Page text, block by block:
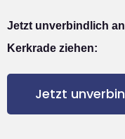
Jetzt unverbindlich
Kerkrade ziehen:
Jetzt